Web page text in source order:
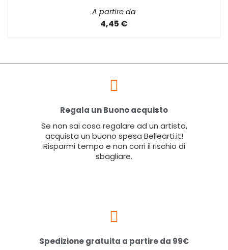
A partire da
4,45 €
Regala un Buono acquisto
Se non sai cosa regalare ad un artista,
acquista un buono spesa Bellearti.it!
Risparmi tempo e non corri il rischio di
sbagliare.
Spedizione gratuita a partire da 99€